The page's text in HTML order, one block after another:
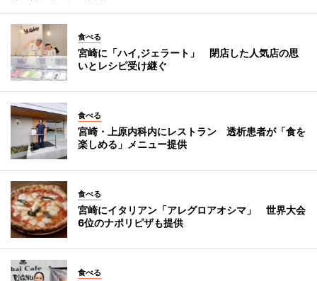
食べる
宮崎に「ハイ,ジェラート」 閉店した人気店の思
いとレシピ受け継ぐ
食べる
宮崎・上原内科内にレストラン 透析患者が「食を
楽しめる」メニュー提供
食べる
宮崎にイタリアン「アレグロアオシマ」 世界大会
6位のナポリピザも提供
食べる